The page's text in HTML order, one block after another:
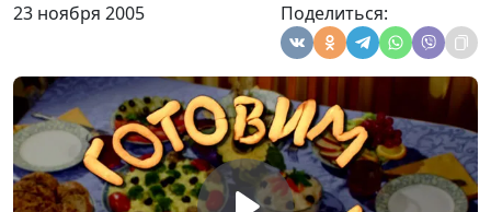
23 ноября 2005 Поделиться:
Хапама. Армянское
Анна Ронжина,
Татьяна Урлина
#29
Ореховые трубочки
Анна Ронжина,
Татьяна Урлина
#28
Соусы для салатов
Анна Ронжина,
Наталья Яшкина
#27